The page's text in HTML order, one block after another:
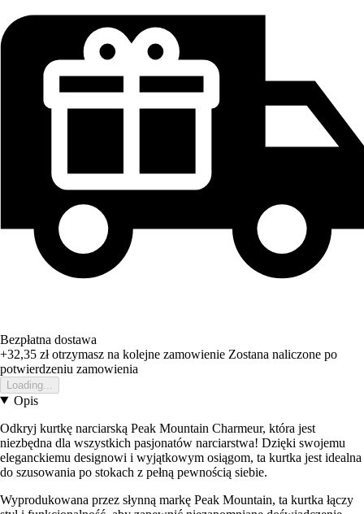
Bezpłatna dostawa
+32,35 złotrzymasz na kolejne zamowienie Zostana naliczone po
potwierdzeniu zamowienia
Loading...
Opis
Odkryj kurtkę narciarską Peak Mountain Charmeur, która jest
niezbędna dla wszystkich pasjonatów narciarstwa! Dzięki swojemu
eleganckiemu designowi i wyjątkowym osiągom, ta kurtka jest idealna
do szusowania po stokach z pełną pewnością siebie.
Wyprodukowana przez słynną markę Peak Mountain, ta kurtka łączy